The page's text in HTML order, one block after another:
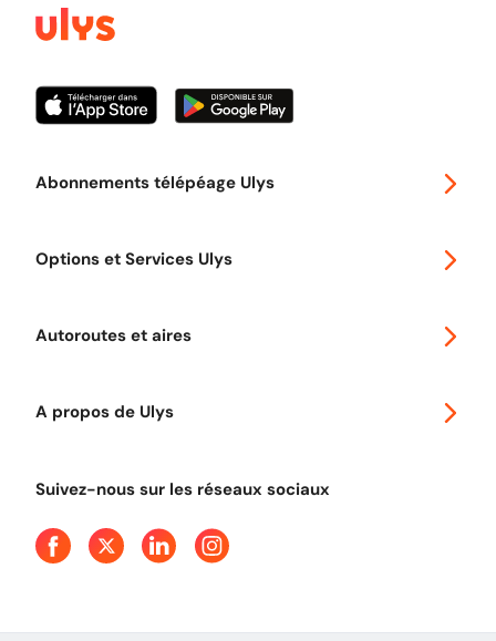
Abonnements télépéage Ulys
Options et Services Ulys
Autoroutes et aires
A propos de Ulys
Presse
Suivez-nous sur les réseaux sociaux